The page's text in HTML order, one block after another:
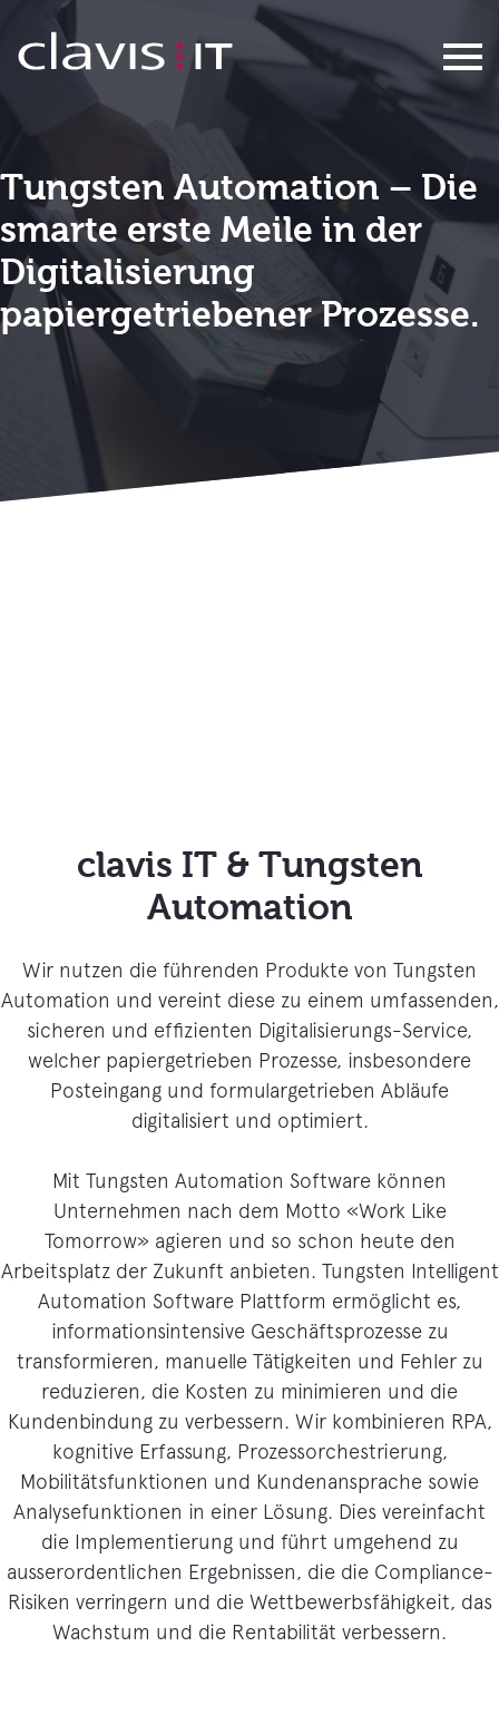
Tungsten Automation
Tungsten Automation – Die
smarte erste Meile in der
Digitalisierung
papiergetriebener Prozesse.
clavis IT & Tungsten
Automation
Wir nutzen die führenden Produkte von Tungsten
Automation und vereint diese zu einem umfassenden,
sicheren und effizienten Digitalisierungs-Service,
welcher papiergetrieben Prozesse, insbesondere
Posteingang und formulargetrieben Abläufe
digitalisiert und optimiert.
Mit Tungsten Automation Software können
Unternehmen nach dem Motto «Work Like
Tomorrow» agieren und so schon heute den
Arbeitsplatz der Zukunft anbieten. Tungsten Intelligent
Automation Software Plattform ermöglicht es,
informationsintensive Geschäftsprozesse zu
transformieren, manuelle Tätigkeiten und Fehler zu
reduzieren, die Kosten zu minimieren und die
Kundenbindung zu verbessern. Wir kombinieren RPA,
kognitive Erfassung, Prozessorchestrierung,
Mobilitätsfunktionen und Kundenansprache sowie
Analysefunktionen in einer Lösung. Dies vereinfacht
die Implementierung und führt umgehend zu
ausserordentlichen Ergebnissen, die die Compliance-
Risiken verringern und die Wettbewerbsfähigkeit, das
Wachstum und die Rentabilität verbessern.